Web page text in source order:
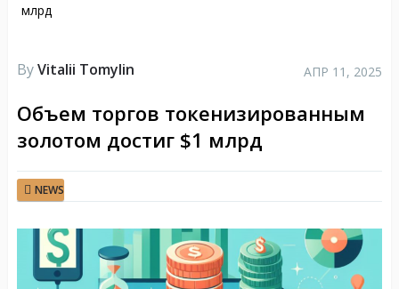
млрд
ByVitalii Tomylin АПР 11, 2025
Объем торгов токенизированным
золотом достиг $1 млрд
NEWS